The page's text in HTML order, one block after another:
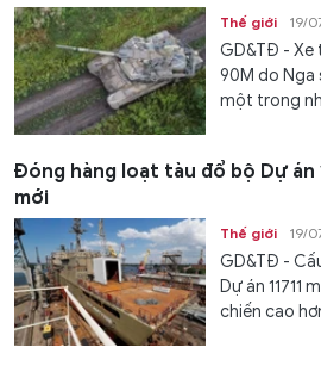
Thế giới 19/
GD&TĐ - Xe
90M do Nga
một trong
Đóng hàng loạt tàu đổ bộ Dự án
mới
Thế giới 19/
GD&TĐ -
Dự án 11711
chiến cao